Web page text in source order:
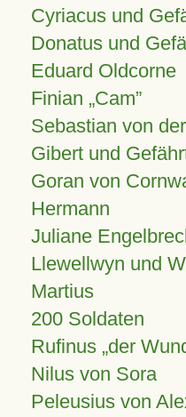
Cyriacus und
Donatus und
Eduard Oldcorne
Finian Cam
Sebastian von
Gibert und
Goran von
Hermann
Juliane
Llewellwyn und
Martius
200 Soldaten
Rufinus „der
Nilus von Sora
Peleusius von